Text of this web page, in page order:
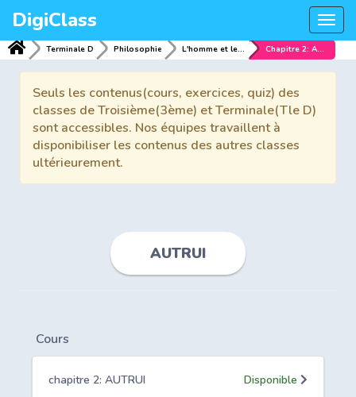
DigiClass
Terminale D Philosophie L'homme et le monde Chapitre 2: AUTRUI
Seuls les contenus(cours, exercices, quiz) des
classes de Troisième(3ème) et Terminale(Tle D)
sont accessibles. Nos équipes travaillent à
disponibiliser les contenus des autres classes
ultérieurement.
AUTRUI
Cours
chapitre 2: AUTRUI Disponible